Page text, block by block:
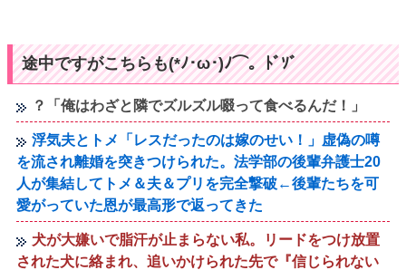
途中ですがこちらも(*ﾉ･ω･)ﾉ⌒。ﾄﾞｿﾞ
？「俺はわざと隣でズルズル啜って食べるんだ！」
浮気夫とトメ「レスだったのは嫁のせい！」虚偽の噂
を流され離婚を突きつけられた。法学部の後輩弁護士20
人が集結してトメ＆夫＆プリを完全撃破←後輩たちを可
愛がっていた恩が最高形で返ってきた
犬が大嫌いで脂汗が止まらない私。リードをつけ放置
された犬に絡まれ、追いかけられた先で『信じられない